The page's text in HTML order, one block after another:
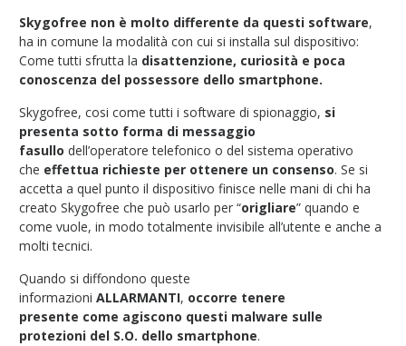
Skygofree non è molto differente da questi software,
ha in comune la modalità con cui si installa sul dispositivo:
Come tutti sfrutta la disattenzione, curiosità e poca
conoscenza del possessore dello smartphone.
Skygofree, cosi come tutti i software di spionaggio, si
presenta sotto forma di messaggio
fasullo dell’operatore telefonico o del sistema operativo
che effettua richieste per ottenere un consenso. Se si
accetta a quel punto il dispositivo finisce nelle mani di chi ha
creato Skygofree che può usarlo per “origliare” quando e
come vuole, in modo totalmente invisibile all’utente e anche a
molti tecnici.
Quando si diffondono queste
informazioni ALLARMANTI, occorre tenere
presente come agiscono questi malware sulle
protezioni del S.O. dello smartphone.